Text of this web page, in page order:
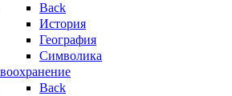
Back
История
География
Символика
Back